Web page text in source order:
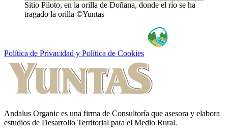
Sitio Piloto, en la orilla de Doñana, donde el río se ha
tragado la orilla ©Yuntas
Política de Privacidad y Política de Cookies
Andalus Organic es una firma de Consultoría que asesora y elabora
estudios de Desarrollo Territorial para el Medio Rural.